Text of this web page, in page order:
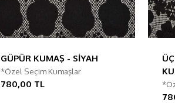
GÜPÜR KUMAŞ - SİYAH
*Özel Seçim Kumaşlar
780,00 TL